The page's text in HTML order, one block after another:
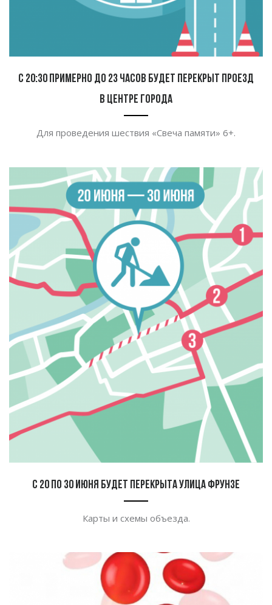
С 20:30 примерно до 23 часов будет перекрыт проезд
в центре города
Для проведения шествия «Свеча памяти» 6+.
С 20 по 30 июня будет перекрыта улица Фрунзе
Карты и схемы объезда.